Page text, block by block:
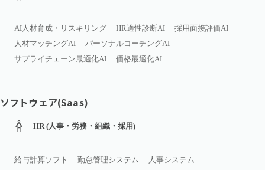
AI人材育成・リスキリング HR適性診断AI
採用面接評価AI
人材マッチングAI
パーソナルコーチングAI
サプライチェーン最適化AI
価格最適化AI
ソフトウェア(Saas)
HR (人事・労務・組織・採用)
給与計算ソフト 勤怠管理システム
人事システム